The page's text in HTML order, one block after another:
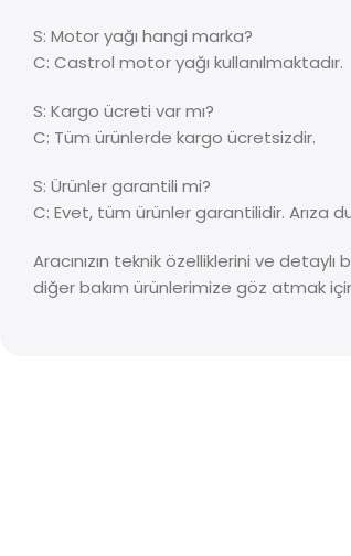
S: Motor yağı hangi marka?
C: Castrol motor yağı kullanılmaktadır.
S: Kargo ücreti var mı?
C: Tüm ürünlerde kargo ücretsizdir.
S: Ürünler garantili mi?
C: Evet, tüm ürünler garantilidir. Arıza
Aracınızın teknik özelliklerini ve
diğer bakım ürünlerimize göz atmak